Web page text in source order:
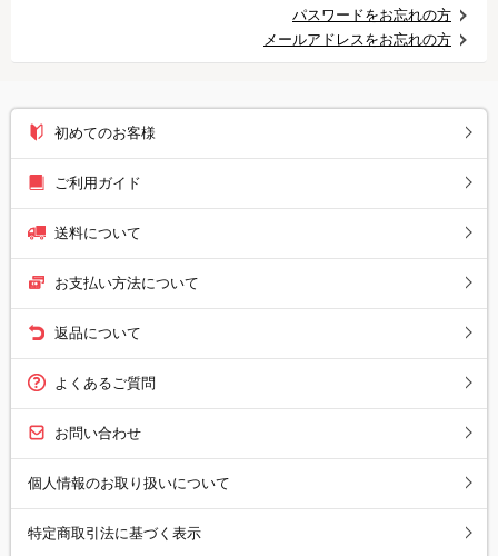
パスワードをお忘れの方
メールアドレスをお忘れの方
初めてのお客様
ご利用ガイド
送料について
お支払い方法について
返品について
よくあるご質問
お問い合わせ
個人情報のお取り扱いについて
特定商取引法に基づく表示